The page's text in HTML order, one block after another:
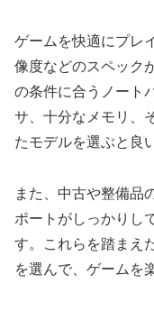
ゲームを快適にプレ
像度などのスペック
の条件に合うノート
サ、十分なメモリ、
たモデルを選ぶと良
また、中古や整備品
ポートがしっかりし
す。これらを踏まえ
を選んで、ゲームを